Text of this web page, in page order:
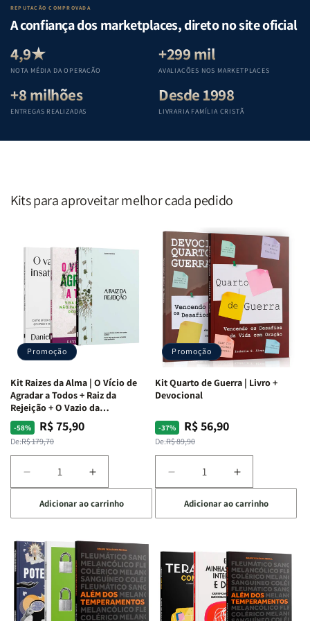
Lar
|
Equipe
Teológica
Penkal
|
Equipe
Penkal
|
Equipe
Teológica
Penkal
Equipe
REPUTAÇÃO COMPROVADA
A confiança dos marketplaces, direto no site oficial
4,9★
NOTA MÉDIA DA OPERAÇÃO
+299 mil
AVALIAÇÕES NOS MARKETPLACES
+8 milhões
ENTREGAS REALIZADAS
Desde 1998
LIVRARIA FAMÍLIA CRISTÃ
Kits para aproveitar melhor cada pedido
Promoção
Kit Raizes da Alma | O Vício de
Agradar a Todos + Raiz da
Rejeição + O Vazio da
Insatisfação.
-58%
Preço
normal
De:R$ 179,70
Preço
promocional
R$ 75,90
Diminuir
a
quantidade
de
Raizes
da
Alma
|
O
Aumentar
a
quantidade
de
Raizes
da
Alma
|
O
Adicionar ao carrinho
Promoção
Kit Quarto de Guerra | Livro +
Devocional
-37%
Preço
normal
De:R$ 89,90
Preço
promocional
R$ 56,90
Diminuir
a
quantidade
de
Quarto
de
Guerra
Livro
Aumentar
a
quantidade
de
Quarto
de
Guerra
|
Livro
Adicionar ao carrinho